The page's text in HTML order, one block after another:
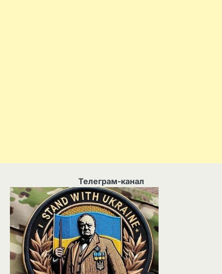
Телеграм-канал